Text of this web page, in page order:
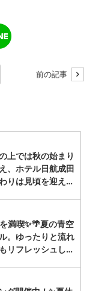
前の記事
上では秋の始まり
、ホテル日航成田
りは見頃を迎え…
満喫✨🌴夏の青空
。ゆったりと流れ
リフレッシュし…